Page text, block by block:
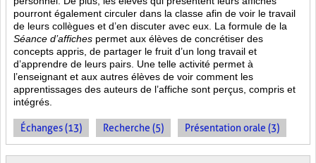
pourront également circuler dans la classe afin de voir le travail
de leurs collègues et d’en discuter avec eux. La formule de la
Séance d’affiches permet aux élèves de concrétiser des
concepts appris, de partager le fruit d’un long travail et
d’apprendre de leurs pairs. Une telle activité permet à
l’enseignant et aux autres élèves de voir comment les
apprentissages des auteurs de l’affiche sont perçus, compris et
intégrés.
Échanges (13) Recherche (5) Présentation orale (3)